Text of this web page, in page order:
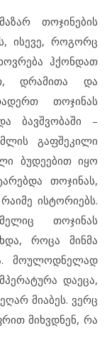
თოჯინების
ისევე, როგორც
ჰქონდათ
დრამითა და
თოჯინას
ბავშვობაში –
გაფშეკილი
ბუდეებით იყო
თოჯინას,
ისტორიებს.
თოჯინას
როცა მინმა
მოულოდნელად
დაეცა,
მიაბეს. ვერც
მიხვდნენ, რა